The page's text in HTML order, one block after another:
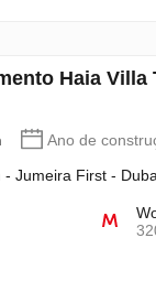
Haia
Ano de
Jumeira First -